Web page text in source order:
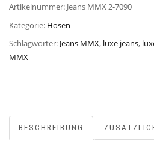
Artikelnummer: Jeans MMX 2-7090
Kategorie: Hosen
Schlagwörter: Jeans MMX, luxe jeans,
MMX
BESCHREIBUNG